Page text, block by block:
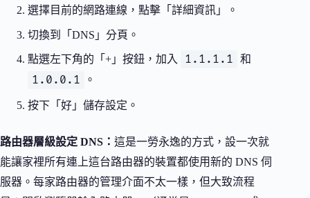
選擇目前的網路連線，點擊「詳細資訊」。
切換到「DNS」分頁。
點選左下角的「+」按鈕，加入 1.1.1.1 和
1.0.0.1 。
按下「好」儲存設定。
路由器層級設定 DNS： 這是一勞永逸的方式，設一次就
能讓家裡所有連上這台路由器的裝置都使用新的 DNS 伺
服器。每家路由器的管理介面不太一樣，但大致流程